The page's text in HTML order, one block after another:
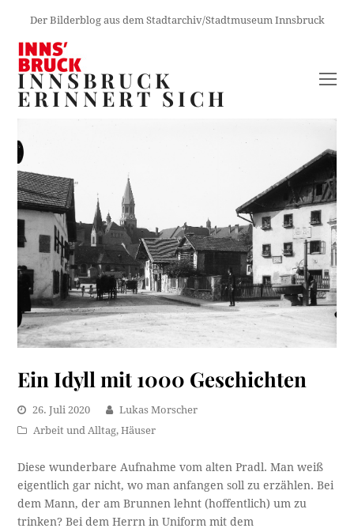
Der Bilderblog aus dem Stadtarchiv/Stadtmuseum Innsbruck
INNSBRUCK
ERINNERT SICH
Ein Idyll mit 1000 Geschichten
26. Juli 2020
Lukas Morscher
Arbeit und Alltag,Häuser
Diese wunderbare Aufnahme vom alten Pradl. Man weiß
eigentlich gar nicht, wo man anfangen soll zu erzählen. Bei
dem Mann, der am Brunnen lehnt (hoffentlich) um zu
trinken? Bei dem Herrn in Uniform mit dem